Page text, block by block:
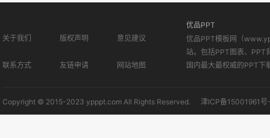
关于我们 版权声明 意见建议
联系方式 友链申请 网站地图
优品PPT
优品PPT模板网（
站。包括PPT图表、PPT
国内最大最权威的PPT下
Copyright © 2015-2023 ypppt.com All Rights Reserved. 津ICP备15001961号